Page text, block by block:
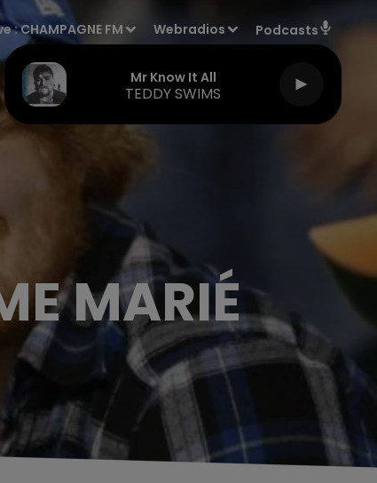
:CHAMPAGNE FM Webradios Podcasts
Mr Know It All
TEDDY SWIMS
MARIÉ